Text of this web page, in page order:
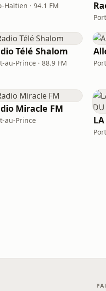
Haïtien · 94.1 FM
Télé Shalom
au-Prince · 88.9 FM
Miracle FM
au-Prince